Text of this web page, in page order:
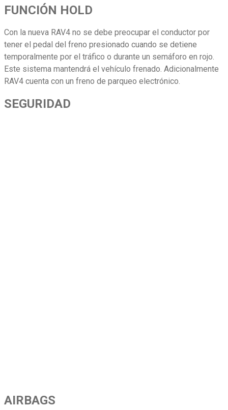
FUNCIÓN HOLD
Con la nueva RAV4 no se debe preocupar el conductor por
tener el pedal del freno presionado cuando se detiene
temporalmente por el tráfico o durante un semáforo en rojo.
Este sistema mantendrá el vehículo frenado. Adicionalmente
RAV4 cuenta con un freno de parqueo electrónico.
SEGURIDAD
AIRBAGS